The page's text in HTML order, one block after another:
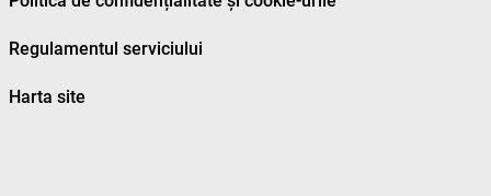
Regulamentul serviciului
Harta site